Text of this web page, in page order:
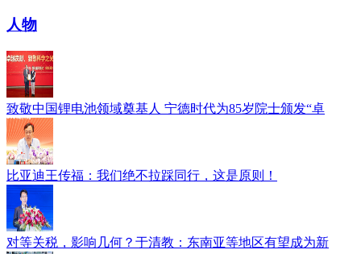
人物
致敬中国锂电池领域奠基人 宁德时代为85岁院士颁发“卓
比亚迪王传福：我们绝不拉踩同行，这是原则！
对等关税，影响几何？于清教：东南亚等地区有望成为新